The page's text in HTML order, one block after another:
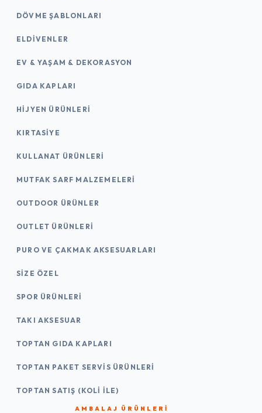
DÖVME ŞABLONLARI
ELDIVENLER
EV & YAŞAM & DEKORASYON
GIDA KAPLARI
HIJYEN ÜRÜNLERI
KIRTASİYE
KULLANAT ÜRÜNLERI
MUTFAK SARF MALZEMELERI
OUTDOOR ÜRÜNLER
OUTLET ÜRÜNLERI
PURO VE ÇAKMAK AKSESUARLARI
SIZE ÖZEL
SPOR ÜRÜNLERI
TAKI AKSESUAR
TOPTAN GIDA KAPLARI
TOPTAN PAKET SERVIS ÜRÜNLERI
TOPTAN SATIŞ (KOLI İLE)
AMBALAJ ÜRÜNLERI